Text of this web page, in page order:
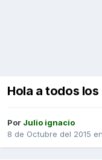
Hola a todos
Por Julio ignacio
8 de Octubre del 2015 en